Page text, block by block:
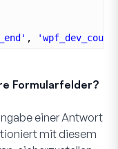
,
Formularfelder?
einer Antwort
mit diesem